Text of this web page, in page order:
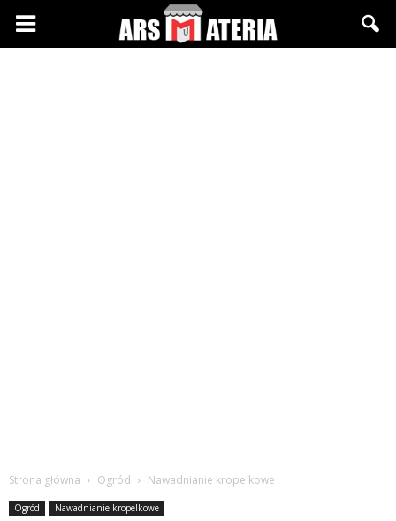
Arsmateria.pl
Strona główna Ogród Nawadnianie kropelkowe
Ogród Nawadnianie kropelkowe